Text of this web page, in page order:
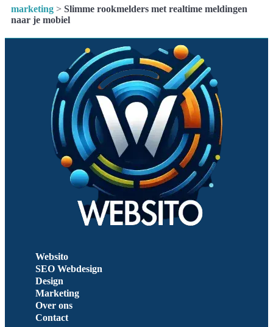
marketing > Slimme rookmelders met realtime meldingen
naar je mobiel
Websito
SEO Webdesign
Design
Marketing
Over ons
Contact